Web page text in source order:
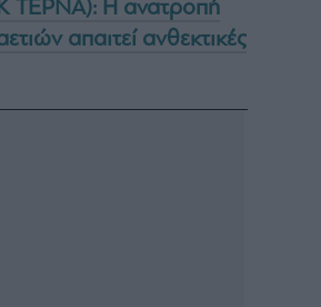
ΤΕΡΝΑ): Η ανατροπή
απαιτεί ανθεκτικές